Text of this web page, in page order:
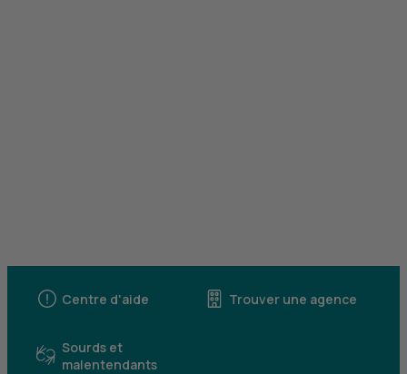
Centre d'aide Trouver une agence
Sourds et
malentendants